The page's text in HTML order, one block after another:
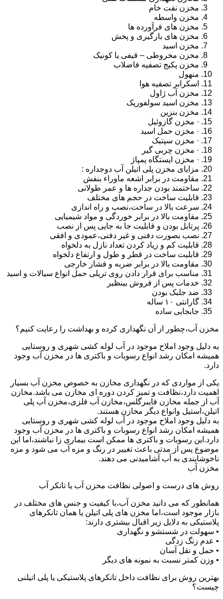
مخزن نفت خام
مخزن واسطه
مخزن های فرآورده ها
مخزن های بارگیری و پخش
مخزن اسید
مخزن مخروطی – قیفی یا کونیک
مخزن پکیج تصفیه فاضلاب
منهول
اسکرابر تصفیه هوا
مخزن آب ژاول
مخزن اسید سولفوریک
مخزن بنزین
· مخزن گازوئیل
· مخزن حمل اسید
· مخزن سپتیک
· مخزن چربی گیر
· مخزن ایستگاه پمپاژ
مزایای مخزن پلی اتیلن آب دوجداره :
مقاومت در برابر اشعه ماوراء بنفش
ساختمند بودن جداره ها و عمر طولانی
قابلیت ساخت در حجم های مختلف
سرعت بالا در ساخت،نصب و راه اندازی
مقاومت بالا در برابر خوردگی و مواد شیمیایی
پرتابل بودن و قابلیت جا به جایی پس از نصب
نصب بصورت دفنی و غیر دفنی،عمودی و افقی
قابلیت کم و زیاد کردن تعداد نازل به دلخواه
قابلیت ساخت در قطر و طول و ارتفاع دلخواه
مقاومت بالا در برابر ضربه و فشار خارجی
مناسب برای قرار دادن روی تریلی حمل انواع سیالات و اسید
خدمات پس از فروش بینظیر
ضد جلبک بودن
گارانتی ۱۰ ساله
جابجایی ساده
مخزن آب،چطور از آن نگهداری کرده و بهداشت را رعایت کنیم؟
به دلیل وجود املاح موجود در آب لوله کشی شهری و روستایی
همیشه امکان رشد انواع رسوبات و باکتری ها در مخزن آب وجود
دارد.
یکی از مواردی که در نگهداری مخازن به خصوص مخزن آب بسیار
اهمیت دارد،نظافت و تمیز کردن دوره ای مخازن می باشد.مخازن
آب از جمله مخازن فایبرگلس،مخازن آب فلزی،مخزن آب پلی
اتیلن،استیل وانواع دیگر مخازن هستند.
به دلیل وجود املاح موجود در آب لوله کشی شهری و روستایی
همیشه امکان رشد انواع رسوبات و باکتری ها در مخزن آب وجود
دارد.این رسوبات و باکتری ها ممکن است بیماری زا نباشند،اما این
موضوع پس از مدتی باعث تغییر در رنگ و مزه آب می شود و مزه
ناخوشایندی به آب آشامیدنی می دهند.
مخزن آب
روش های درست و اصولی نظافت مخزن آب یا تانکر آب
همانطور که می دانید مخزن آب،با کیفیت و جنس های مختلف در
بازار موجود است،اما مخزن های پلی اتیلن یا همان تانکرهای
پلاستیکی به دلایل زیر اقبال بیشتری دارند:
• سهولت در شستشو و نگهداری
• عدم زنگ زدگی
• حمل و نقل آسان
• وزن کمتر نسبت به نمونه های دیگر
بهترین روش برای نظافت داخل تانکرهای پلاستیکی یا پلی اتیلنی
چیست؟